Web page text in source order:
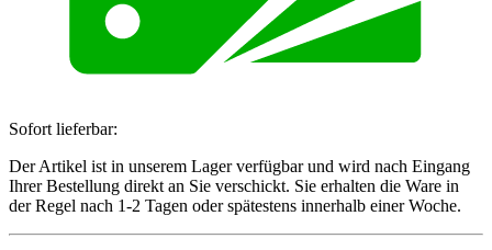
Sofort lieferbar:
Der Artikel ist in unserem Lager verfügbar und wird nach Eingang
Ihrer Bestellung direkt an Sie verschickt. Sie erhalten die Ware in
der Regel nach 1-2 Tagen oder spätestens innerhalb einer Woche.